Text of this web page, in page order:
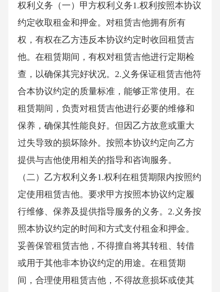
权利义务（一）甲方权利义务1.权利按照本协议
约定收取租金和押金。对租赁吉他拥有所有
权，有权在乙方违反本协议约定时收回租赁吉
他。在租赁期间，有权对租赁吉他进行定期检
查，以确保其完好状况。2.义务保证租赁吉他符
合本协议约定的质量标准，能够正常使用。在
租赁期间，负责对租赁吉他进行必要的维修和
保养，确保其性能良好。但因乙方故意或重大
过失导致的损坏除外。按照本协议约定向乙方
提供与吉他使用相关的指导和咨询服务。
（二）乙方权利义务1.权利在租赁期限内按照约
定使用租赁吉他。要求甲方按照本协议约定履
行维修、保养及提供指导服务的义务。2.义务按
照本协议约定的时间和方式支付租金和押金。
妥善保管租赁吉他，不得擅自将其转租、转借
或用于其他非本协议约定的用途。在租赁期
间，合理使用租赁吉他，不得故意损坏或使其